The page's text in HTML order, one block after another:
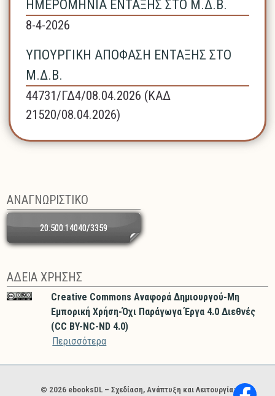
ΗΜΕΡΟΜΗΝΙΑ ΕΝΤΑΞΗΣ ΣΤΟ Μ.Δ.Β.
8-4-2026
ΥΠΟΥΡΓΙΚΗ ΑΠΟΦΑΣΗ ΕΝΤΑΞΗΣ ΣΤΟ
Μ.Δ.Β.
44731/ΓΔ4/08.04.2026 (ΚΑΔ
21520/08.04.2026)
ΑΝΑΓΝΩΡΙΣΤΙΚΟ
20.500.14040/3359
ΑΔΕΙΑ ΧΡΗΣΗΣ
Creative Commons Αναφορά Δημιουργού-Μη
Εμπορική Χρήση-Όχι Παράγωγα Έργα 4.0 Διεθνές
(CC BY-NC-ND 4.0)
Περισσότερα
Χορηγοί και φορείς
© 2026 ebooksDL – Σχεδίαση, Ανάπτυξη και Λειτουργία: